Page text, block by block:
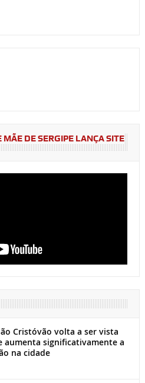
MÃE DE SERGIPE LANÇA SITE
Cristóvão volta a ser vista
aumenta significativamente a
na cidade